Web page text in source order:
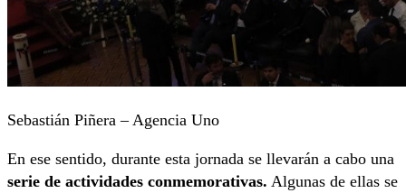
Sebastián Piñera – Agencia Uno
En ese sentido, durante esta jornada se llevarán a cabo una
serie de actividades conmemorativas. Algunas de ellas se